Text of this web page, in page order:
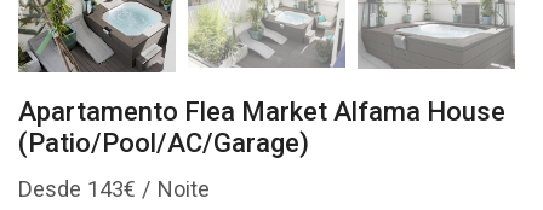
Apartamento Flea Market Alfama House
(Patio/Pool/AC/Garage)
143€